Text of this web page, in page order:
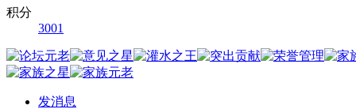
积分
3001
发消息